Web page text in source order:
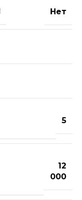
Нет
5
12
000